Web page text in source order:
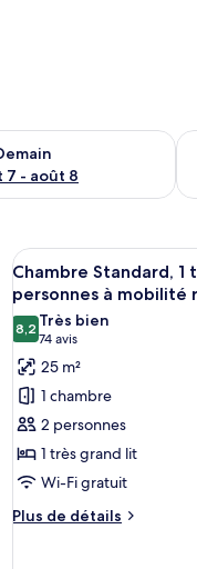
7 - août 8
pour demain août
une vue sur la ville et une
Afficher
toutes
les
photos
pour
ce
type
de
chambre :
Chambre
Standard,
4
Chambre Standard, 1
personnes à mobilité
8,28,2 sur 10
Très bien
74 avis
(74 avis)
25 m²
1 chambre
2 personnes
1 très grand lit
Wi-Fi gratuit
Plus de détails
Plus